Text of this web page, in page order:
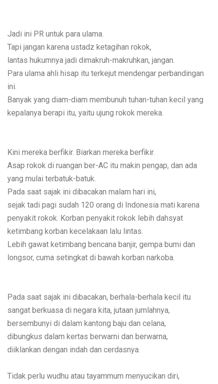
Jadi ini PR untuk para ulama.
Tapi jangan karena ustadz ketagihan rokok,
lantas hukumnya jadi dimakruh-makruhkan, jangan.
Para ulama ahli hisap itu terkejut mendengar perbandingan
ini.
Banyak yang diam-diam membunuh tuhan-tuhan kecil yang
kepalanya berapi itu, yaitu ujung rokok mereka.
Kini mereka berfikir. Biarkan mereka berfikir.
Asap rokok di ruangan ber-AC itu makin pengap, dan ada
yang mulai terbatuk-batuk.
Pada saat sajak ini dibacakan malam hari ini,
sejak tadi pagi sudah 120 orang di Indonesia mati karena
penyakit rokok. Korban penyakit rokok lebih dahsyat
ketimbang korban kecelakaan lalu lintas.
Lebih gawat ketimbang bencana banjir, gempa bumi dan
longsor, cuma setingkat di bawah korban narkoba.
Pada saat sajak ini dibacakan, berhala-berhala kecil itu
sangat berkuasa di negara kita, jutaan jumlahnya,
bersembunyi di dalam kantong baju dan celana,
dibungkus dalam kertas berwarni dan berwarna,
diiklankan dengan indah dan cerdasnya.
Tidak perlu wudhu atau tayammum menyucikan diri,